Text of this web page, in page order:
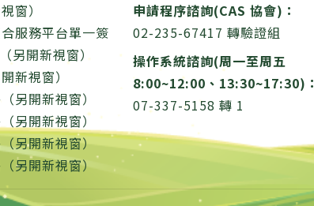
窗）
服務平台單一簽
另開新視窗）
新視窗）
另開新視窗）
另開新視窗）
另開新視窗）
另開新視窗）
申請程序諮詢(CAS 協會)：
02-235-67417 轉驗證組
操作系統諮詢(周一至周五
8:00~12:00、13:30~17:30)：
07-337-5158 轉 1